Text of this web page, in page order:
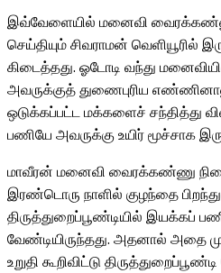
இவ்வேளையில் மனைவி
செய்தியும் சிவராமன் வெளியூரில்
கிடைத்தது. ஓடோடி வந்து
அவருக்குத் துணைபுரிய
ஒடுக்கப்பட்ட மக்களைச் சந்தித்து
பணியே அவருக்கு உயிர் மூச்சாக
மாவீரன் மனைவி வைரக்கண்ணு
இரண்டொரு நாளில் குழந்தை
திருத்துறைப்பூண்டியில் இயக்கப்
வேண்டியிருந்தது. அதனால் அதை
உறுதி கூறிவிட்டு